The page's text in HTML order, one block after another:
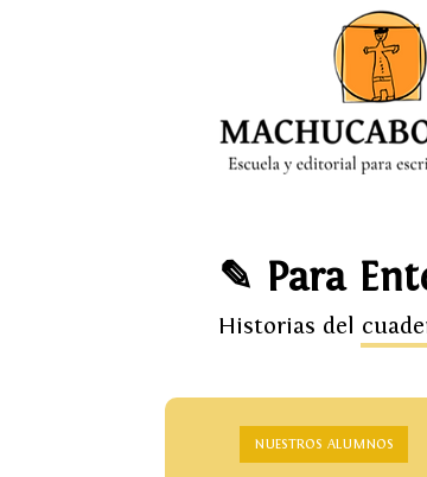
MENÚ
✎ Para
Historias del
NUESTROS ALUMNOS